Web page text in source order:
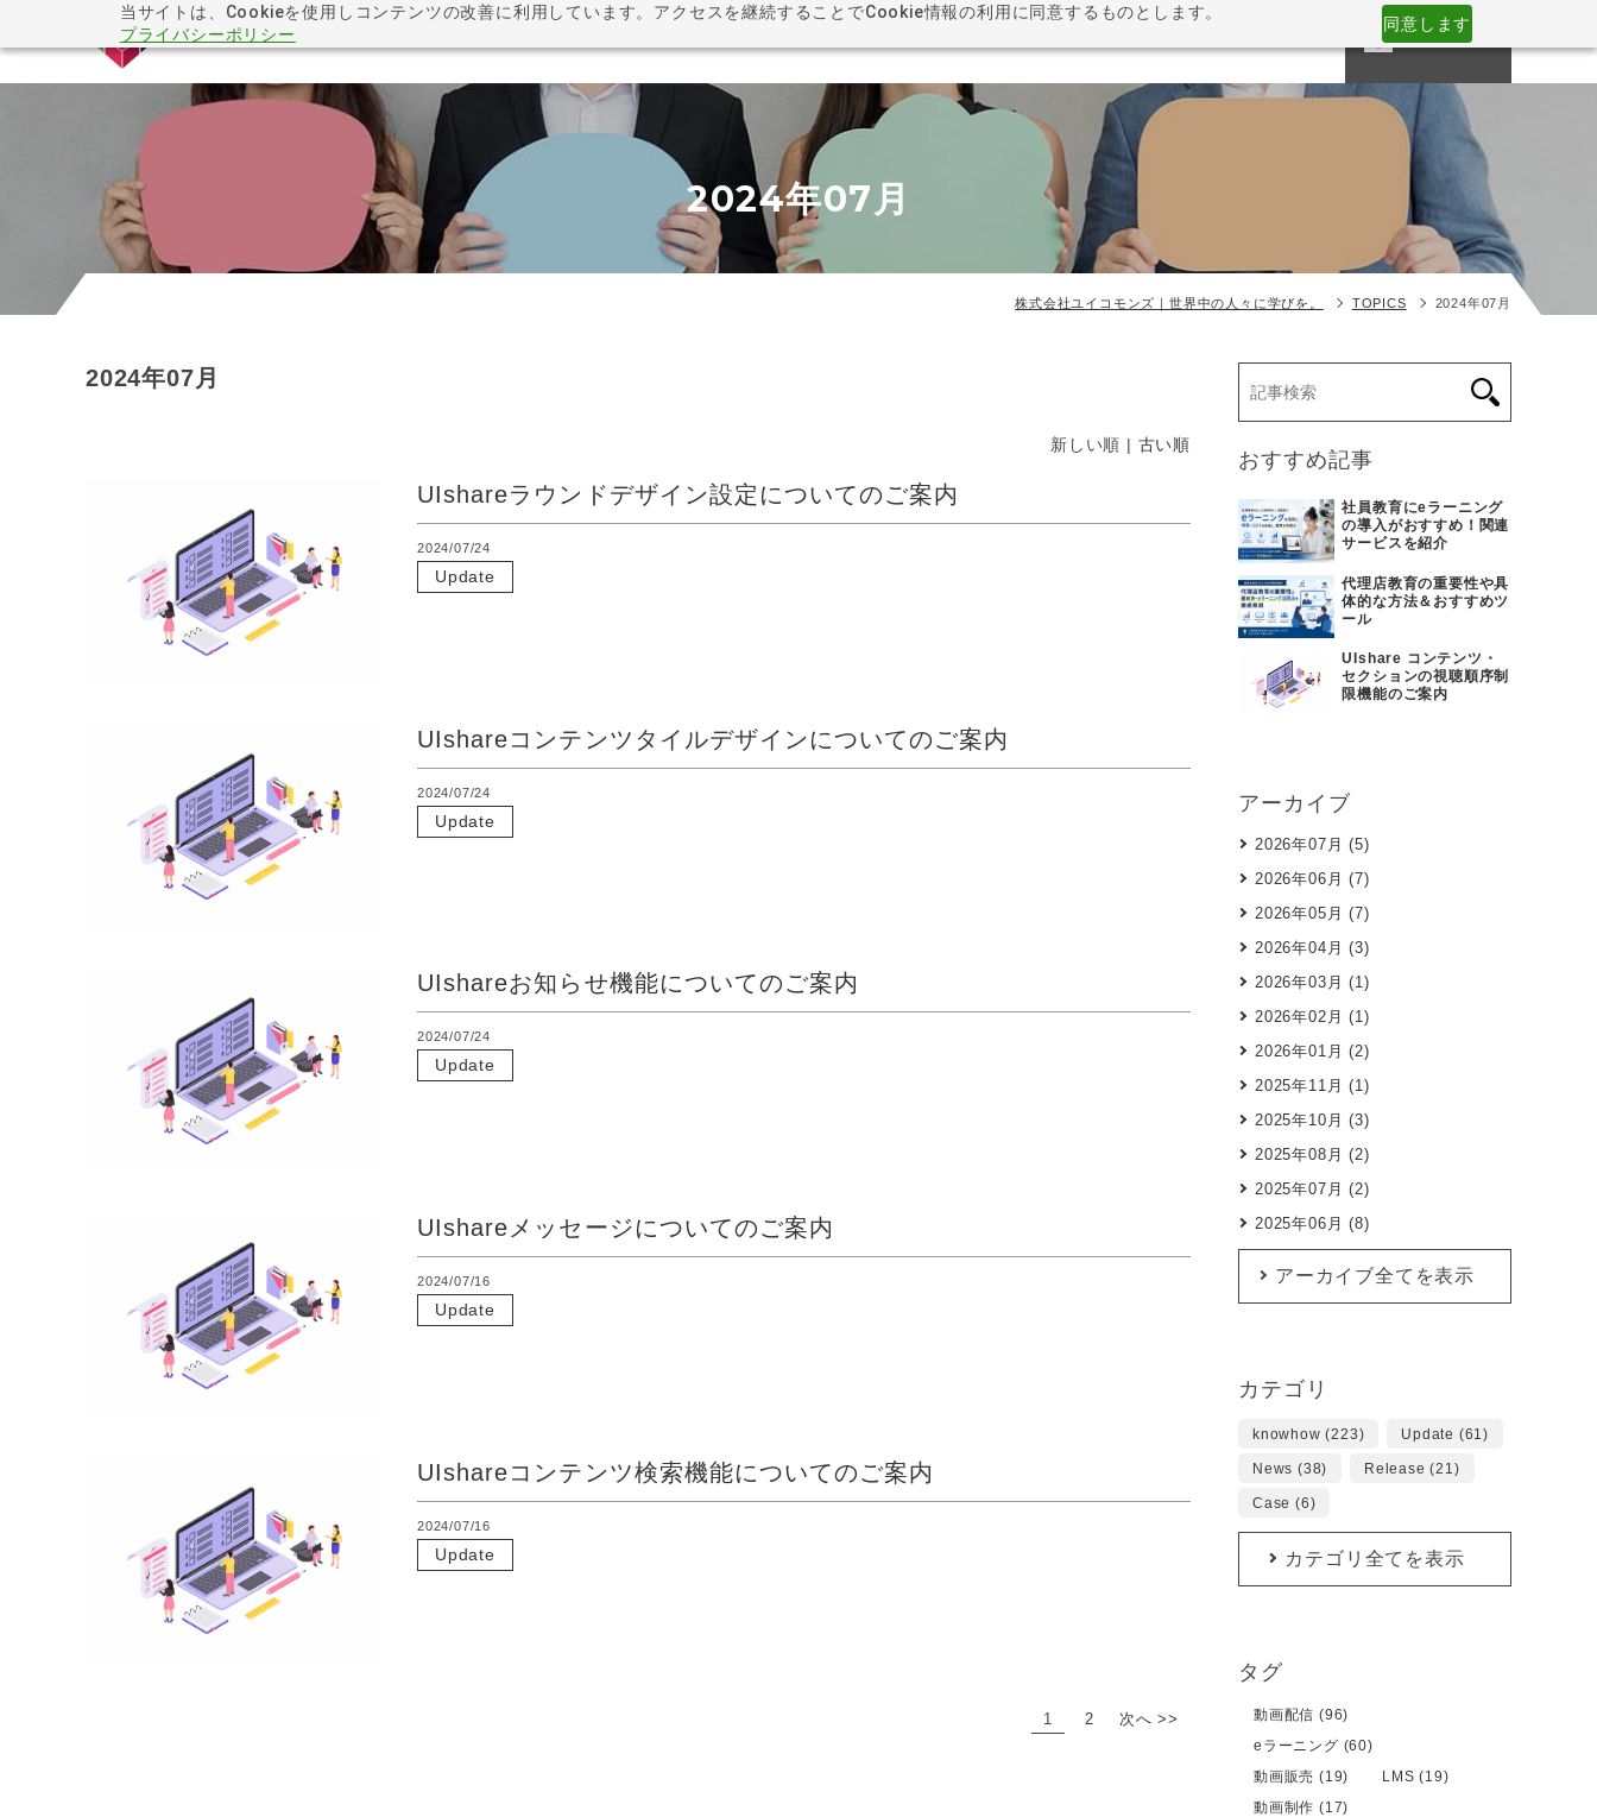
当サイトは、Cookieを使用しコンテンツの改善に利用しています。アクセスを継続することでCookie情報の利用に同意するものとします。
プライバシーポリシー
同意します
CONTACT
2024年07月
株式会社ユイコモンズ｜世界中の人々に学びを。 TOPICS 2024年07月
2024年07月
新しい順 | 古い順
UIshareラウンドデザイン設定についてのご案内
2024/07/24
Update
UIshareコンテンツタイルデザインについてのご案内
2024/07/24
Update
UIshareお知らせ機能についてのご案内
2024/07/24
Update
UIshareメッセージについてのご案内
2024/07/16
Update
UIshareコンテンツ検索機能についてのご案内
2024/07/16
Update
1 2 次へ >>
おすすめ記事
社員教育にeラーニング
の導入がおすすめ！関連
サービスを紹介
代理店教育の重要性や具
体的な方法＆おすすめツ
ール
UIshare コンテンツ・
セクションの視聴順序制
限機能のご案内
アーカイブ
2026年07月 (5)
2026年06月 (7)
2026年05月 (7)
2026年04月 (3)
2026年03月 (1)
2026年02月 (1)
2026年01月 (2)
2025年11月 (1)
2025年10月 (3)
2025年08月 (2)
2025年07月 (2)
2025年06月 (8)
アーカイブ全てを表示
カテゴリ
knowhow (223) Update (61)
News (38) Release (21)
Case (6)
カテゴリ全てを表示
タグ
動画配信 (96)
eラーニング (60)
動画販売 (19)
LMS (19)
動画制作 (17)